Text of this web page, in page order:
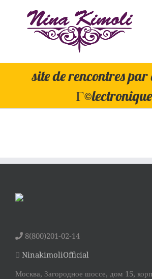
site de rencontres
Г©lectronique
8(800)201-02-14
NinakimoliOfficial
Москва, Загородное шоссе, дом 15,